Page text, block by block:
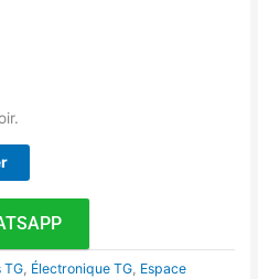
TG, Électronique TG, Espace